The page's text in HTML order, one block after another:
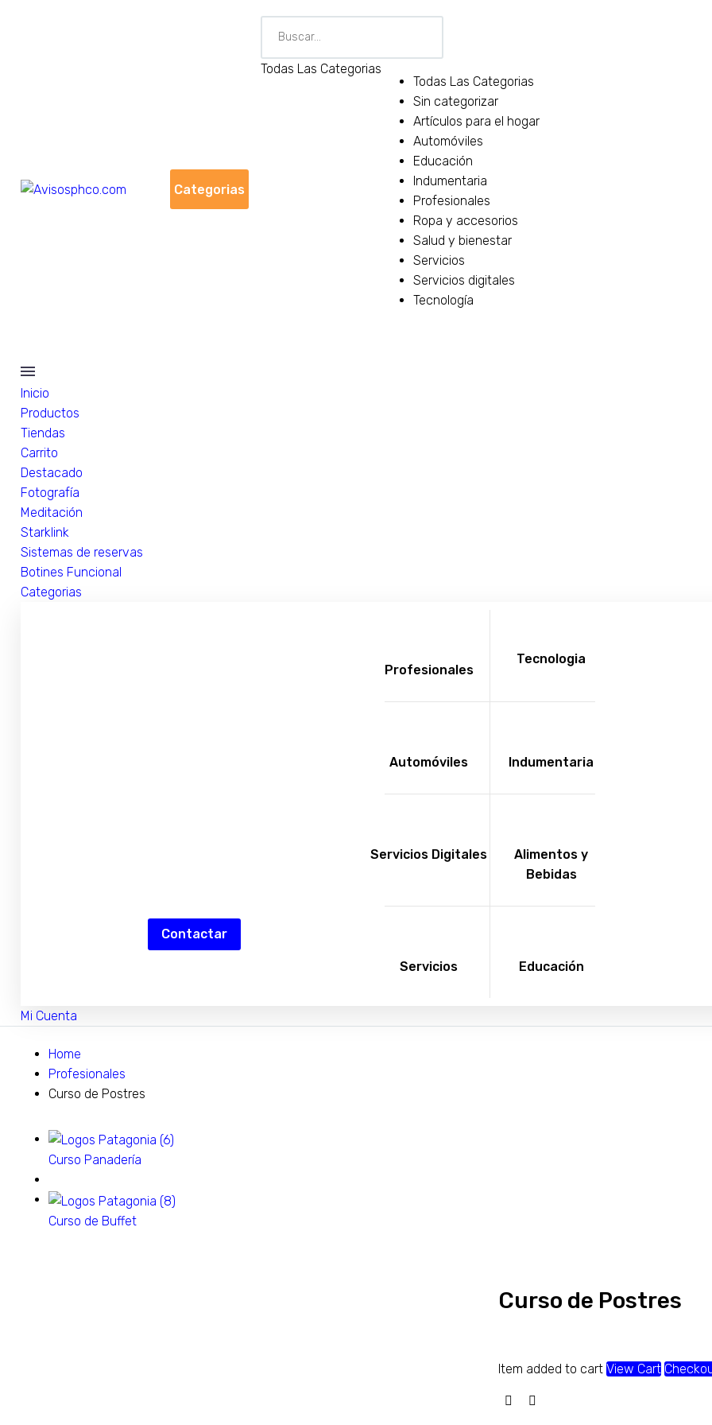
Categorias
Todas Las Categorias
Todas Las Categorias
Sin categorizar
Artículos para el hogar
Automóviles
Educación
Indumentaria
Profesionales
Ropa y accesorios
Salud y bienestar
Servicios
Servicios digitales
Tecnología
Inicio
Productos
Tiendas
Carrito
Destacado
Fotografía
Meditación
Starklink
Sistemas de reservas
Botines Funcional
Categorias
Contactar
Profesionales
Tecnologia
Automóviles Indumentaria
Servicios Digitales
Alimentos y
Bebidas
Servicios Educación
Mi Cuenta
Home
Profesionales
Curso de Postres
Curso Panadería
Curso de Buffet
Curso de Postres
Item added to cart View Cart